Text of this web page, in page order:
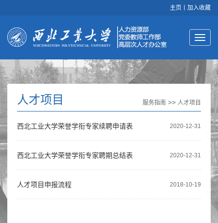
主页 加入收藏
人才项目 服务指南 >> 人才项目
2020-12-31
西北工业大学荣誉学衔专家续聘申请表
2020-12-31
西北工业大学荣誉学衔专家聘期总结表
2018-10-19
人才项目申报流程